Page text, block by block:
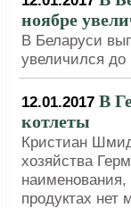
ноябре
В Беларуси
увеличился до
12.01.2017 В
котлеты
Кристиан
хозяйства
наименования,
продуктах нет